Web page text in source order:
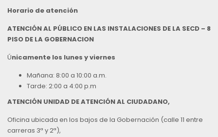
Horario de atención
ATENCIÓN AL PÚBLICO EN LAS INSTALACIONES DE LA SECD – 8
PISO DE LA GOBERNACION
Únicamente los lunes y viernes
Mañana: 8:00 a 10:00 a.m.
Tarde: 2:00 a 4:00 p.m
ATENCIÓN UNIDAD DE ATENCIÓN AL CIUDADANO,
Oficina ubicada en los bajos de la Gobernación (calle 11 entre
carreras 3ª y 2ª),